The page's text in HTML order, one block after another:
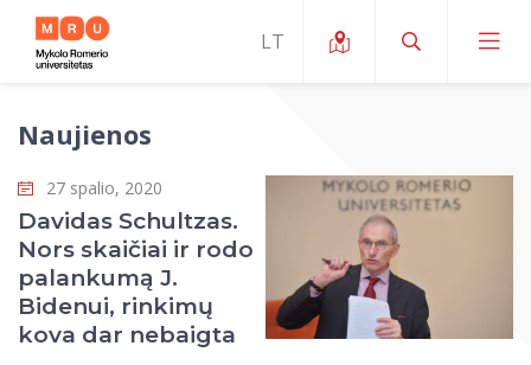
Apie ERUA
Naujienos ir renginiai
Galimybės
Komanda ir kontaktai
Mano studijos
Studijų organizavimas ir aplinka
Finansai
Studentų organizacijos
Studijų kokybė
MOin – MRU Mokslo ir inovacijų savaitė
Mokslo programos
Apie MRU
Naujienos
27 spalio, 2020
Davidas Schultzas.
Nors skaičiai ir rodo
palankumą J.
Bidenui, rinkimų
kova dar nebaigta